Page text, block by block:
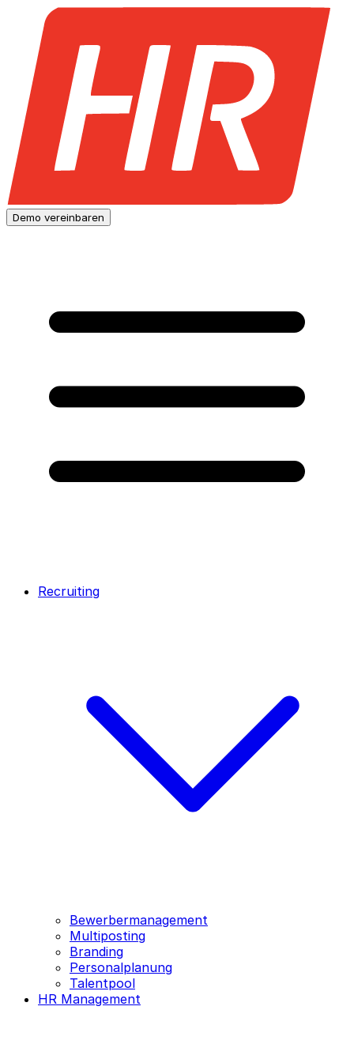
Demo vereinbaren
Recruiting
Bewerbermanagement
Multiposting
Branding
Personalplanung
Talentpool
HR Management